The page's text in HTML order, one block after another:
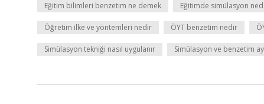
Eğitim bilimleri benzetim ne demek Eğitimde simülasyon
Öğretim ilke ve yöntemleri nedir ÖYT benzetim nedir
Simülasyon tekniği nasıl uygulanır Simülasyon ve benzetim